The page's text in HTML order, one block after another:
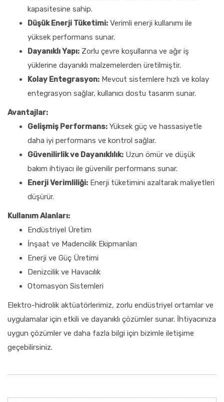
kapasitesine sahip.
Düşük Enerji Tüketimi: Verimli enerji kullanımı ile
yüksek performans sunar.
Dayanıklı Yapı: Zorlu çevre koşullarına ve ağır iş
yüklerine dayanıklı malzemelerden üretilmiştir.
Kolay Entegrasyon: Mevcut sistemlere hızlı ve kolay
entegrasyon sağlar, kullanıcı dostu tasarım sunar.
Avantajlar:
Gelişmiş Performans: Yüksek güç ve hassasiyetle
daha iyi performans ve kontrol sağlar.
Güvenilirlik ve Dayanıklılık: Uzun ömür ve düşük
bakım ihtiyacı ile güvenilir performans sunar.
Enerji Verimliliği: Enerji tüketimini azaltarak maliyetleri
düşürür.
Kullanım Alanları:
Endüstriyel Üretim
İnşaat ve Madencilik Ekipmanları
Enerji ve Güç Üretimi
Denizcilik ve Havacılık
Otomasyon Sistemleri
Elektro-hidrolik aktüatörlerimiz, zorlu endüstriyel ortamlar ve
uygulamalar için etkili ve dayanıklı çözümler sunar. İhtiyacınıza
uygun çözümler ve daha fazla bilgi için bizimle iletişime
geçebilirsiniz.